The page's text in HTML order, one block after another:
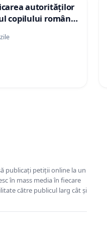
autorităților
copilului român
Gheorghe, aflat în
de 12
publicați petiții online la un
în mass media în fiecare
către publicul larg cât și